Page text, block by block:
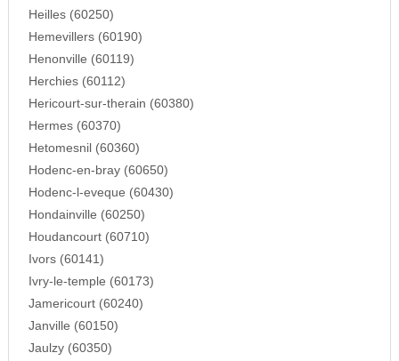
Heilles (60250)
Hemevillers (60190)
Henonville (60119)
Herchies (60112)
Hericourt-sur-therain (60380)
Hermes (60370)
Hetomesnil (60360)
Hodenc-en-bray (60650)
Hodenc-l-eveque (60430)
Hondainville (60250)
Houdancourt (60710)
Ivors (60141)
Ivry-le-temple (60173)
Jamericourt (60240)
Janville (60150)
Jaulzy (60350)